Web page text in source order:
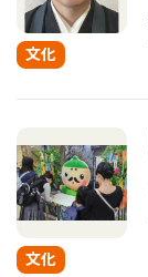
文化
文化